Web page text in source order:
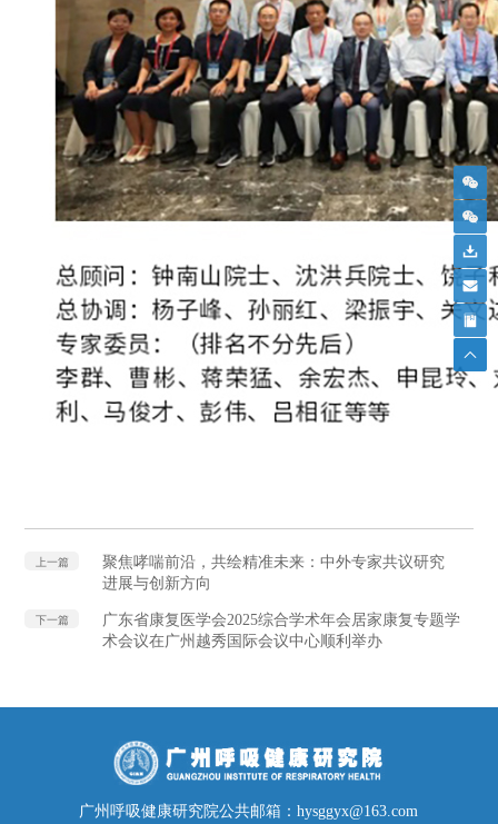
上一篇
聚焦哮喘前沿，共绘精准未来：中外专家共议研究
进展与创新方向
下一篇
广东省康复医学会2025综合学术年会居家康复专题学
术会议在广州越秀国际会议中心顺利举办
广州呼吸健康研究院公共邮箱：hysggyx@163.com